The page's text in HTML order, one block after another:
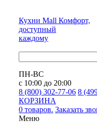
Кухни Mall Комфорт,
доступный
каждому
ПН-ВС
с 10:00 до 20:00
8 (800) 302-77-06 8
КОРЗИНА
0 товаров. Заказать
Меню